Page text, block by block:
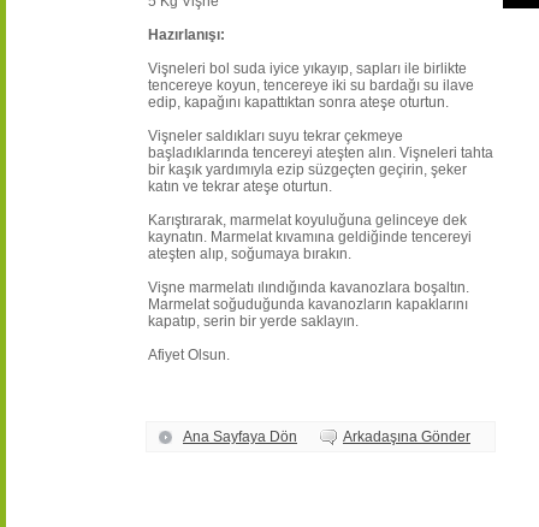
Hazırlanışı:
Vişneleri bol suda iyice yıkayıp, sapları ile birlikte
tencereye koyun, tencereye iki su bardağı su ilave
edip, kapağını kapattıktan sonra ateşe oturtun.
Vişneler saldıkları suyu tekrar çekmeye
başladıklarında tencereyi ateşten alın. Vişneleri tahta
bir kaşık yardımıyla ezip süzgeçten geçirin, şeker
katın ve tekrar ateşe oturtun.
Karıştırarak, marmelat koyuluğuna gelinceye dek
kaynatın. Marmelat kıvamına geldiğinde tencereyi
ateşten alıp, soğumaya bırakın.
Vişne marmelatı ılındığında kavanozlara boşaltın.
Marmelat soğuduğunda kavanozların kapaklarını
kapatıp, serin bir yerde saklayın.
Afiyet Olsun.
Ana Sayfaya Dön Arkadaşına Gönder